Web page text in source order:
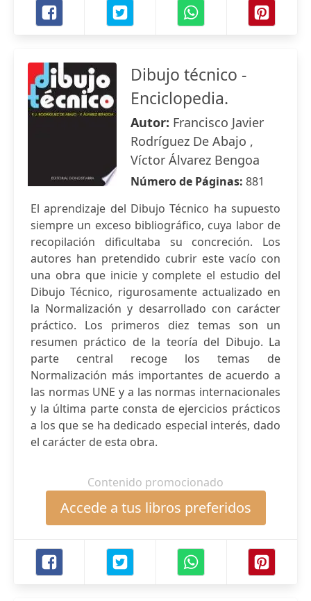
Dibujo técnico -
Enciclopedia.
Autor: Francisco Javier
Rodríguez De Abajo ,
Víctor Álvarez Bengoa
Número de Páginas: 881
El aprendizaje del Dibujo Técnico ha supuesto
siempre un exceso bibliográfico, cuya labor de
recopilación dificultaba su concreción. Los
autores han pretendido cubrir este vacío con
una obra que inicie y complete el estudio del
Dibujo Técnico, rigurosamente actualizado en
la Normalización y desarrollado con carácter
práctico. Los primeros diez temas son un
resumen práctico de la teoría del Dibujo. La
parte central recoge los temas de
Normalización más importantes de acuerdo a
las normas UNE y a las normas internacionales
y la última parte consta de ejercicios prácticos
a los que se ha dedicado especial interés, dado
el carácter de esta obra.
Contenido promocionado
Accede a tus libros preferidos